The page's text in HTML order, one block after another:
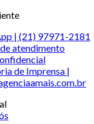
| (21) 97971-2181
atendimento
de Imprensa |